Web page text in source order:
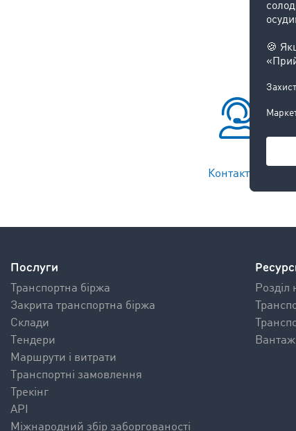
Контакти >
Послуги
Транспортна біржа
Закрита транспортна біржа
Склади
Tендери
Mаршрути і витрати
Tранспортні замовлення
Трекінг
API
Міжнародний збір заборгованості
Pозділ